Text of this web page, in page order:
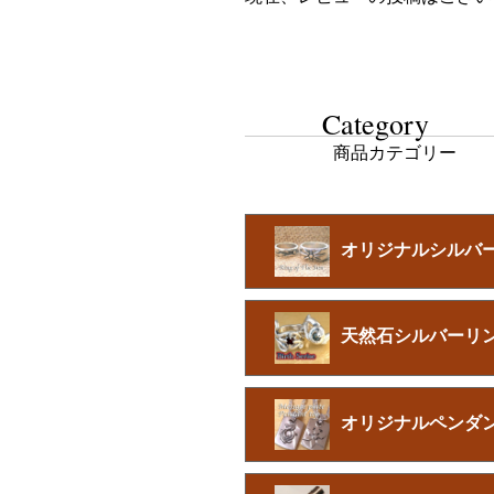
Category
商品カテゴリー
オリジナルシルバ
天然石シルバーリ
オリジナルペンダ